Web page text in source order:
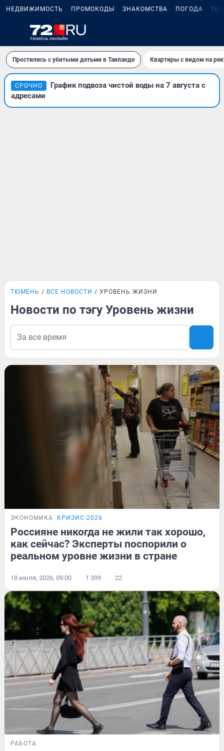
НЕДВИЖИМОСТЬ ПРОМОКОДЫ ЗНАКОМСТВА ПОГОДА
Простились с убитыми детьми в Таиланде Квартиры с видом на
СРОЧНО
График подвоза чистой воды на 7 августа с
адресами
ТЮМЕНЬ ВСЕ НОВОСТИ УРОВЕНЬ ЖИЗНИ
Новости по тэгу Уровень жизни
ЭКОНОМИКА КРИЗИС-2026
Россияне никогда не жили так хорошо,
как сейчас? Эксперты поспорили о
реальном уровне жизни в стране
18 июля, 2026, 09:00 1 399 22
РАБОТА